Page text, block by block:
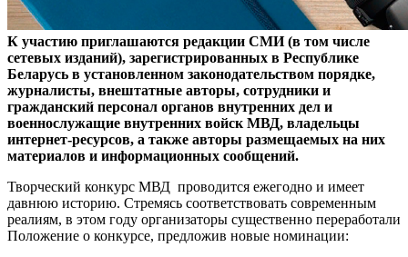
К участию приглашаются редакции СМИ (в том числе
сетевых изданий), зарегистрированных в Республике
Беларусь в установленном законодательством порядке,
журналисты, внештатные авторы, сотрудники и
гражданский персонал органов внутренних дел и
военнослужащие внутренних войск МВД, владельцы
интернет-ресурсов, а также авторы размещаемых на них
материалов и информационных сообщений.
Творческий конкурс МВД проводится ежегодно и имеет
давнюю историю. Стремясь соответствовать современным
реалиям, в этом году организаторы существенно переработали
Положение о конкурсе, предложив новые номинации: